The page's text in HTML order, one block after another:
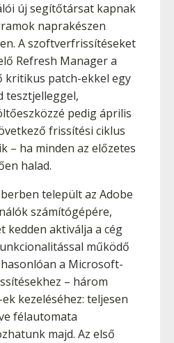
új segítőtársat kapnak
naprakészen
A szoftverfrissítéseket
Refresh Manager a
kritikus patch-ekkel egy
tesztjelleggel,
pedig április
frissítési ciklus
– ha minden az előzetes
halad.
települt az Adobe
számítógépére,
kedden aktiválja a cég
működő
a Microsoft-
– három
kezeléséhez: teljesen
félautomata
majd. Az első